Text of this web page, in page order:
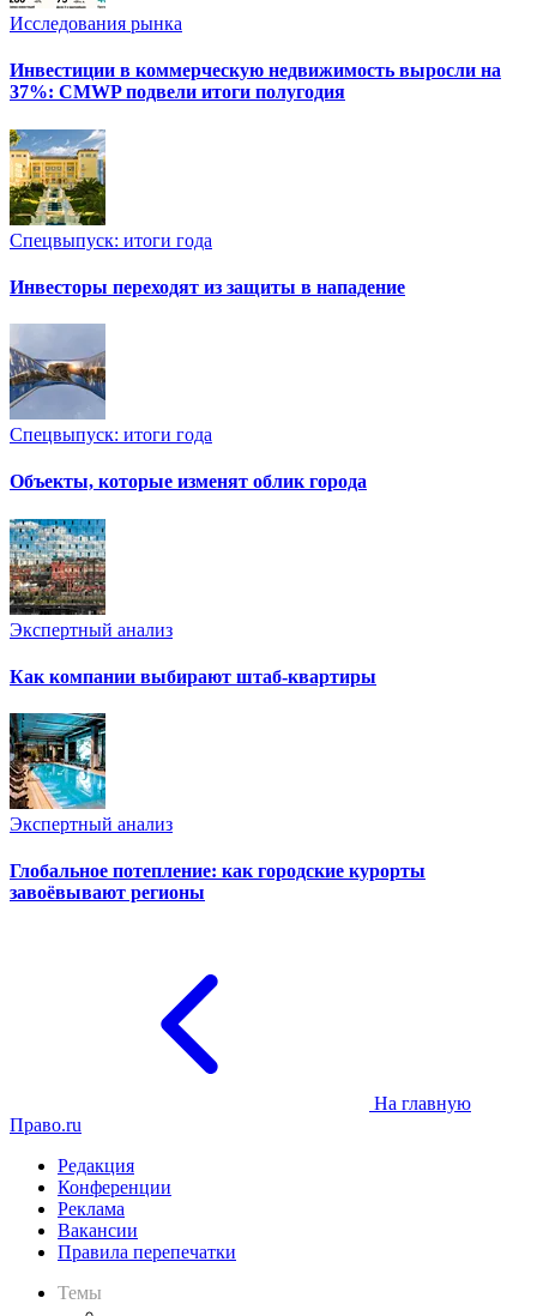
Исследования рынка
Инвестиции в коммерческую недвижимость выросли на
37%: CMWP подвели итоги полугодия
Спецвыпуск: итоги года
Инвесторы переходят из защиты в нападение
Спецвыпуск: итоги года
Объекты, которые изменят облик города
Экспертный анализ
Как компании выбирают штаб-квартиры
Экспертный анализ
Глобальное потепление: как городские курорты
завоёвывают регионы
На главную
Право.ru
Редакция
Конференции
Реклама
Вакансии
Правила перепечатки
Темы